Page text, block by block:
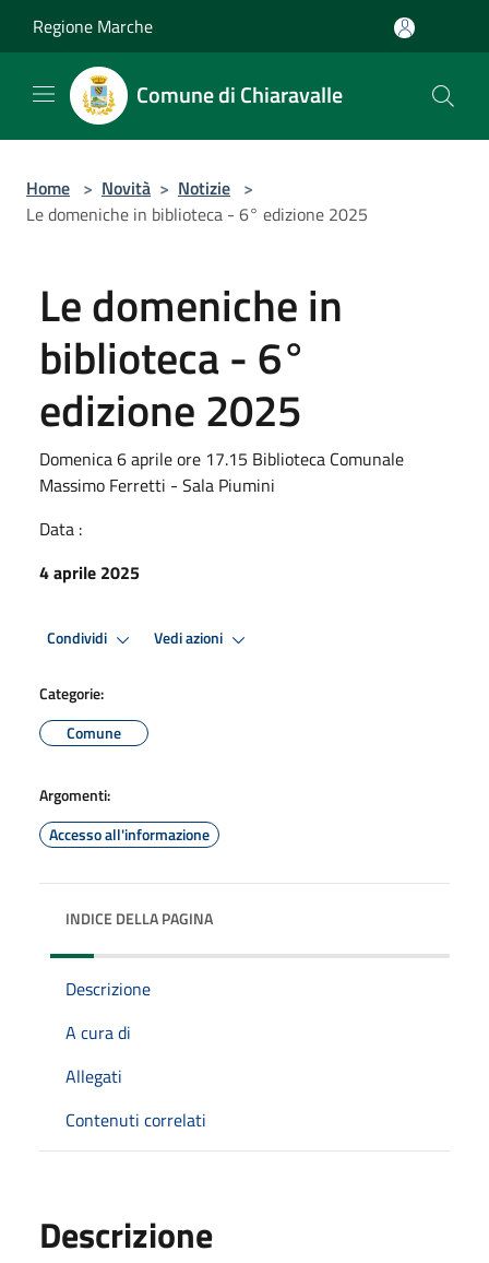
Regione Marche
Comune di Chiaravalle
Home > Novità > Notizie >
Le domeniche in biblioteca - 6° edizione 2025
Le domeniche in
biblioteca - 6°
edizione 2025
Domenica 6 aprile ore 17.15 Biblioteca Comunale
Massimo Ferretti - Sala Piumini
Data :
4 aprile 2025
Condividi Vedi azioni
Categorie:
Comune
Argomenti:
Accesso all'informazione
INDICE DELLA PAGINA
Descrizione
A cura di
Allegati
Contenuti correlati
Descrizione